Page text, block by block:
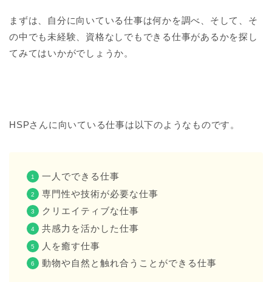
まずは、自分に向いている仕事は何かを調べ、そして、そ
の中でも未経験、資格なしでもできる仕事があるかを探し
てみてはいかがでしょうか。
HSPさんに向いている仕事は以下のようなものです。
一人でできる仕事
専門性や技術が必要な仕事
クリエイティブな仕事
共感力を活かした仕事
人を癒す仕事
動物や自然と触れ合うことができる仕事